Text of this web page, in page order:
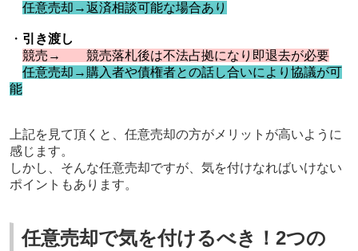
任意売却→返済相談可能な場合あり
・ 引き渡し
競売→ 競売落札後は不法占拠になり即退去が必要
任意売却→購入者や債権者との話し合いにより協議が可
能
上記を見て頂くと、任意売却の方がメリットが高いように
感じます。
しかし、そんな任意売却ですが、気を付けなればいけない
ポイントもあります。
任意売却で気を付けるべき！2つの